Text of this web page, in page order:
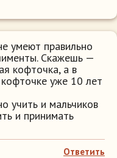
умеют правильно
Скажешь —
кофточка, а в
уже 10 лет
учить и мальчиков
и принимать
Ответить